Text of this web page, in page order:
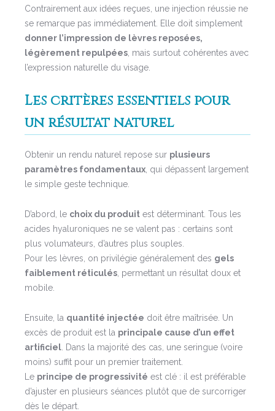
Contrairement aux idées reçues, une injection réussie ne
se remarque pas immédiatement. Elle doit simplement
donner l’impression de lèvres reposées,
légèrement repulpées , mais surtout cohérentes avec
l’expression naturelle du visage.
Les critères essentiels pour
un résultat naturel
Obtenir un rendu naturel repose sur plusieurs
paramètres fondamentaux , qui dépassent largement
le simple geste technique.
D’abord, le choix du produit est déterminant. Tous les
acides hyaluroniques ne se valent pas : certains sont
plus volumateurs, d’autres plus souples.
Pour les lèvres, on privilégie généralement des gels
faiblement réticulés , permettant un résultat doux et
mobile.
Ensuite, la quantité injectée doit être maîtrisée. Un
excès de produit est la principale cause d’un effet
artificiel . Dans la majorité des cas, une seringue (voire
moins) suffit pour un premier traitement.
Le principe de progressivité est clé : il est préférable
d’ajuster en plusieurs séances plutôt que de surcorriger
dès le départ.